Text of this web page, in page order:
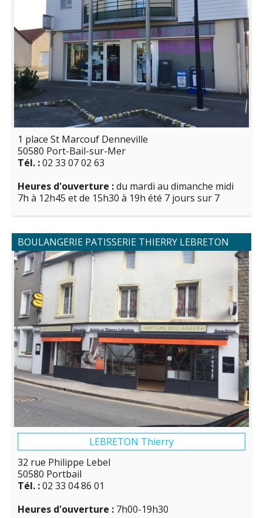
1 place St Marcouf Denneville
50580 Port-Bail-sur-Mer
Tél. :02 33 07 02 63
Heures d'ouverture :du mardi au dimanche midi
7h à 12h45 et de 15h30 à 19h été 7 jours sur 7
BOULANGERIE PATISSERIE THIERRY LEBRETON
LEBRETON Thierry
32 rue Philippe Lebel
50580 Portbail
Tél. :02 33 04 86 01
Heures d'ouverture : 7h00-19h30